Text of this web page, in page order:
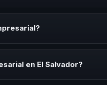
en El Salvador?